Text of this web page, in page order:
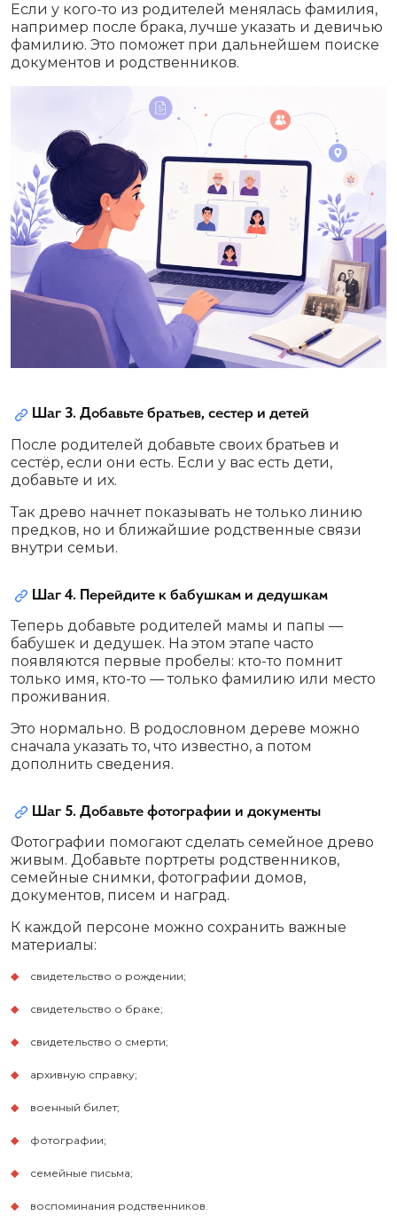
Если у кого-то из родителей менялась фамилия,
например после брака, лучше указать и девичью
фамилию. Это поможет при дальнейшем поиске
документов и родственников.
Шаг 3. Добавьте братьев, сестер и детей
После родителей добавьте своих братьев и
сестёр, если они есть. Если у вас есть дети,
добавьте и их.
Так древо начнет показывать не только линию
предков, но и ближайшие родственные связи
внутри семьи.
Шаг 4. Перейдите к бабушкам и дедушкам
Теперь добавьте родителей мамы и папы —
бабушек и дедушек. На этом этапе часто
появляются первые пробелы: кто-то помнит
только имя, кто-то — только фамилию или место
проживания.
Это нормально. В родословном дереве можно
сначала указать то, что известно, а потом
дополнить сведения.
Шаг 5. Добавьте фотографии и документы
Фотографии помогают сделать семейное древо
живым. Добавьте портреты родственников,
семейные снимки, фотографии домов,
документов, писем и наград.
К каждой персоне можно сохранить важные
материалы:
свидетельство о рождении;
свидетельство о браке;
свидетельство о смерти;
архивную справку;
военный билет;
фотографии;
семейные письма;
воспоминания родственников.